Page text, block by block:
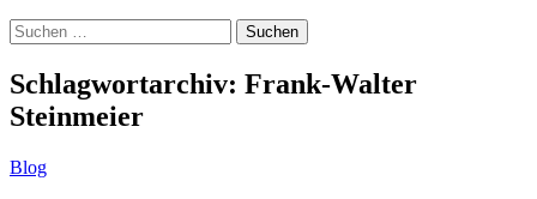
Suchen
nach:
Schlagwortarchiv: Frank-Walter
Steinmeier
Blog